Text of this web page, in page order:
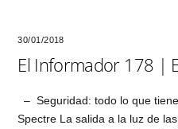
30/01/2018
El Informador 178 |
– Seguridad: todo lo que
Spectre La salida a la luz de